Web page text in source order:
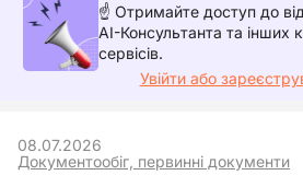
☝️ Отримайте доступ до
AI-Консультанта та інших
сервісів.
Увійти або
Документообіг, первинні документи
08.07.2026